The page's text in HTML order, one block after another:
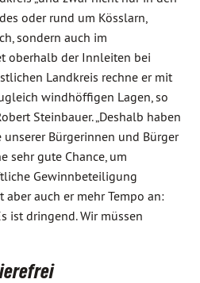
oder rund um Kösslarn,
sondern auch im
oberhalb der Innleiten bei
Landkreis rechne er mit
windhöffigen Lagen, so
Steinbauer. „Deshalb haben
Bürgerinnen und Bürger
sehr gute Chance, um
Gewinnbeteiligung
aber auch er mehr Tempo an:
ist dringend. Wir müssen